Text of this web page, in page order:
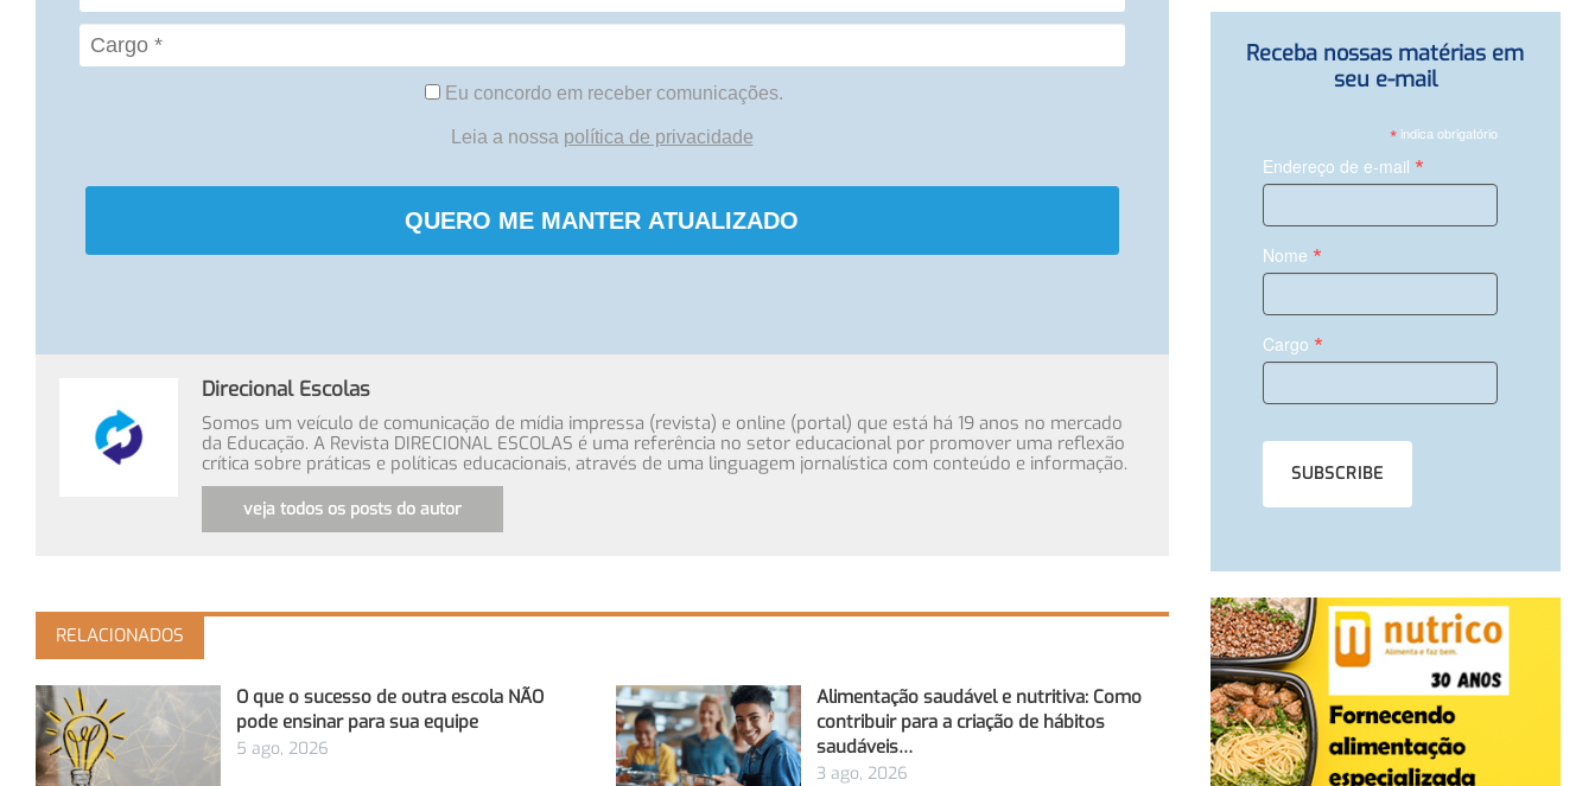
Eu concordo em receber comunicações.
Leia a nossa política de privacidade
QUERO ME MANTER ATUALIZADO
Direcional Escolas
Somos um veículo de comunicação de mídia impressa (revista) e online (portal) que está há 19 anos no mercado
da Educação. A Revista DIRECIONAL ESCOLAS é uma referência no setor educacional por promover uma reflexão
crítica sobre práticas e políticas educacionais, através de uma linguagem jornalística com conteúdo e informação.
veja todos os posts do autor
RELACIONADOS
O que o sucesso de outra escola NÃO
pode ensinar para sua equipe
5 ago, 2026
Alimentação saudável e nutritiva: Como
contribuir para a criação de hábitos
saudáveis…
3 ago, 2026
Receba nossas matérias em
seu e-mail
* indica obrigatório
Endereço de e-mail *
Nome *
Cargo *